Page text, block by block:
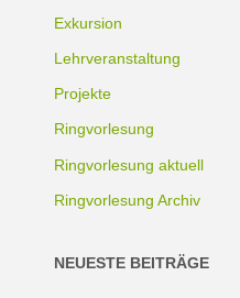
Exkursion
Lehrveranstaltung
Projekte
Ringvorlesung
Ringvorlesung aktuell
Ringvorlesung Archiv
NEUESTE BEITRÄGE